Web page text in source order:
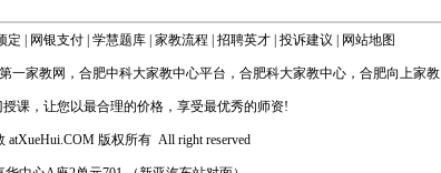
定 网银支付 学慧题库 家教流程 招聘英才 投诉建议 网站地图
一家教网 ， 合肥中科大家教中心平台 ， 合肥科大家教中心 ， 合肥向上家教
课，让您以最合理的价格，享受最优秀的师资!
atXueHui.COM 版权所有 All right reserved